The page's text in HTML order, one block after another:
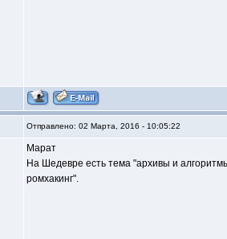
Отправлено: 02 Марта, 2016 - 10:05:22
Марат
На Шедевре есть тема "архивы и
ромхакинг".